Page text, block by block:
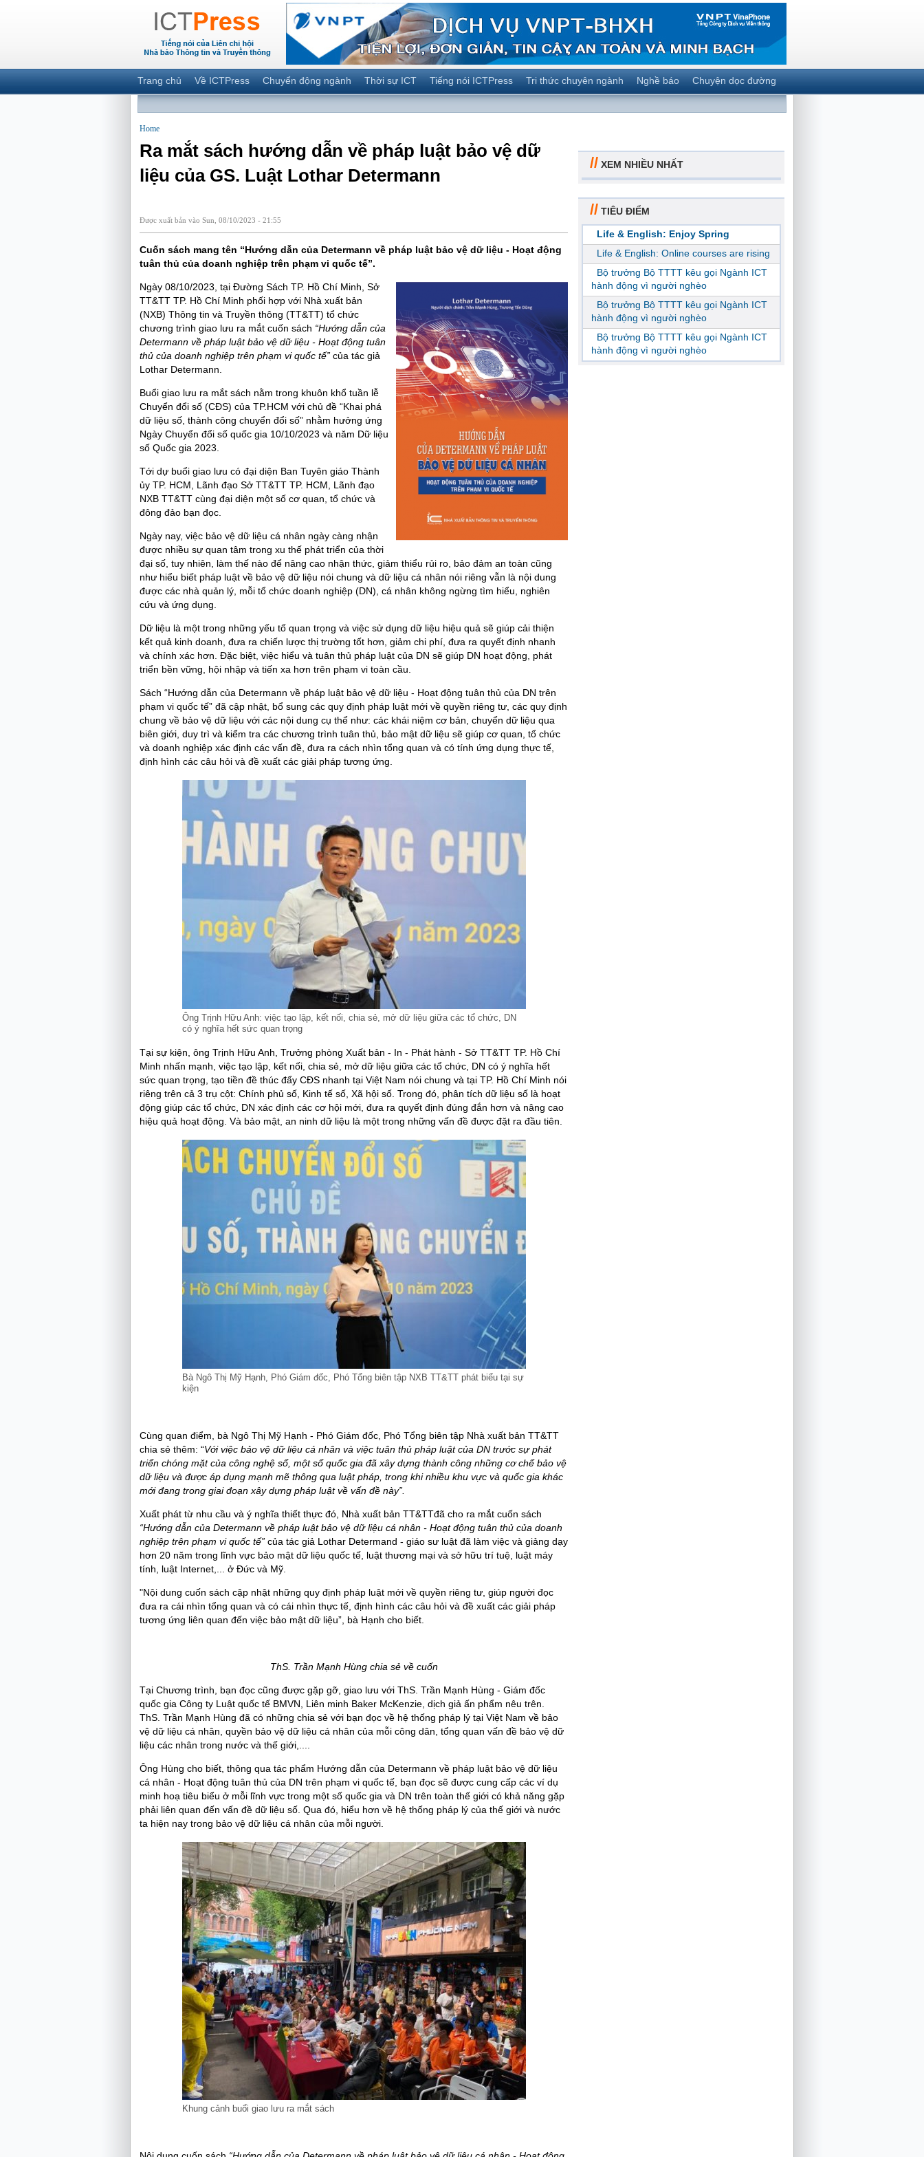
Trang chủ Về ICTPress Chuyển động ngành Thời sự ICT Tiếng nói ICTPress Tri thức chuyên ngành Nghề báo Chuyện dọc đường
Home
Ra mắt sách hướng dẫn về pháp luật bảo vệ dữ
liệu của GS. Luật Lothar Determann
Được xuất bản vào Sun, 08/10/2023 - 21:55
Cuốn sách mang tên “Hướng dẫn của Determann về pháp luật bảo vệ dữ liệu - Hoạt động
tuân thủ của doanh nghiệp trên phạm vi quốc tế”.
Ngày 08/10/2023, tại Đường Sách TP. Hồ Chí Minh, Sở
TT&TT TP. Hồ Chí Minh phối hợp với Nhà xuất bản
(NXB) Thông tin và Truyền thông (TT&TT) tổ chức
chương trình giao lưu ra mắt cuốn sách “Hướng dẫn của
Determann về pháp luật bảo vệ dữ liệu - Hoạt động tuân
thủ của doanh nghiệp trên phạm vi quốc tế” của tác giả
Lothar Determann.
Buổi giao lưu ra mắt sách nằm trong khuôn khổ tuần lễ
Chuyển đổi số (CĐS) của TP.HCM với chủ đề “Khai phá
dữ liệu số, thành công chuyển đổi số” nhằm hưởng ứng
Ngày Chuyển đổi số quốc gia 10/10/2023 và năm Dữ liệu
số Quốc gia 2023.
Tới dự buổi giao lưu có đại diện Ban Tuyên giáo Thành
ủy TP. HCM, Lãnh đạo Sở TT&TT TP. HCM, Lãnh đạo
NXB TT&TT cùng đại diện một số cơ quan, tổ chức và
đông đảo bạn đọc.
Ngày nay, việc bảo vệ dữ liệu cá nhân ngày càng nhận
được nhiều sự quan tâm trong xu thế phát triển của thời
đại số, tuy nhiên, làm thế nào để nâng cao nhận thức, giảm thiểu rủi ro, bảo đảm an toàn cũng
như hiểu biết pháp luật về bảo vệ dữ liệu nói chung và dữ liệu cá nhân nói riêng vẫn là nội dung
được các nhà quản lý, mỗi tổ chức doanh nghiệp (DN), cá nhân không ngừng tìm hiểu, nghiên
cứu và ứng dụng.
Dữ liệu là một trong những yếu tố quan trọng và việc sử dụng dữ liệu hiệu quả sẽ giúp cải thiện
kết quả kinh doanh, đưa ra chiến lược thị trường tốt hơn, giảm chi phí, đưa ra quyết định nhanh
và chính xác hơn. Đặc biệt, việc hiểu và tuân thủ pháp luật của DN sẽ giúp DN hoạt động, phát
triển bền vững, hội nhập và tiến xa hơn trên phạm vi toàn cầu.
Sách “Hướng dẫn của Determann về pháp luật bảo vệ dữ liệu - Hoạt động tuân thủ của DN trên
phạm vi quốc tế” đã cập nhật, bổ sung các quy định pháp luật mới về quyền riêng tư, các quy định
chung về bảo vệ dữ liệu với các nội dung cụ thể như: các khái niệm cơ bản, chuyển dữ liệu qua
biên giới, duy trì và kiểm tra các chương trình tuân thủ, bảo mật dữ liệu sẽ giúp cơ quan, tổ chức
và doanh nghiệp xác định các vấn đề, đưa ra cách nhìn tổng quan và có tính ứng dụng thực tế,
định hình các câu hỏi và đề xuất các giải pháp tương ứng.
Ông Trịnh Hữu Anh: việc tạo lập, kết nối, chia sẻ, mở dữ liệu giữa các tổ chức, DN
có ý nghĩa hết sức quan trọng
Tại sự kiện, ông Trịnh Hữu Anh, Trưởng phòng Xuất bản - In - Phát hành - Sở TT&TT TP. Hồ Chí
Minh nhấn mạnh, việc tạo lập, kết nối, chia sẻ, mở dữ liệu giữa các tổ chức, DN có ý nghĩa hết
sức quan trọng, tạo tiền đề thúc đẩy CĐS nhanh tại Việt Nam nói chung và tại TP. Hồ Chí Minh nói
riêng trên cả 3 trụ cột: Chính phủ số, Kinh tế số, Xã hội số. Trong đó, phân tích dữ liệu số là hoạt
động giúp các tổ chức, DN xác định các cơ hội mới, đưa ra quyết định đúng đắn hơn và nâng cao
hiệu quả hoạt động. Và bảo mật, an ninh dữ liệu là một trong những vấn đề được đặt ra đầu tiên.
Bà Ngô Thị Mỹ Hạnh, Phó Giám đốc, Phó Tổng biên tập NXB TT&TT phát biểu tại sự
kiện
Cùng quan điểm, bà Ngô Thị Mỹ Hạnh - Phó Giám đốc, Phó Tổng biên tập Nhà xuất bản TT&TT
chia sẻ thêm: “Với việc bảo vệ dữ liệu cá nhân và việc tuân thủ pháp luật của DN trước sự phát
triển chóng mặt của công nghệ số, một số quốc gia đã xây dựng thành công những cơ chế bảo vệ
dữ liệu và được áp dụng mạnh mẽ thông qua luật pháp, trong khi nhiều khu vực và quốc gia khác
mới đang trong giai đoạn xây dựng pháp luật về vấn đề này”.
Xuất phát từ nhu cầu và ý nghĩa thiết thực đó, Nhà xuất bản TT&TTđã cho ra mắt cuốn sách
“Hướng dẫn của Determann về pháp luật bảo vệ dữ liệu cá nhân - Hoạt động tuân thủ của doanh
nghiệp trên phạm vi quốc tế” của tác giả Lothar Determand - giáo sư luật đã làm việc và giảng dạy
hơn 20 năm trong lĩnh vực bảo mật dữ liệu quốc tế, luật thương mại và sở hữu trí tuệ, luật máy
tính, luật Internet,... ở Đức và Mỹ.
"Nội dung cuốn sách cập nhật những quy định pháp luật mới về quyền riêng tư, giúp người đọc
đưa ra cái nhìn tổng quan và có cái nhìn thực tế, định hình các câu hỏi và đề xuất các giải pháp
tương ứng liên quan đến việc bảo mật dữ liệu”, bà Hạnh cho biết.
ThS. Trần Mạnh Hùng chia sẻ về cuốn
Tại Chương trình, bạn đọc cũng được gặp gỡ, giao lưu với ThS. Trần Mạnh Hùng - Giám đốc
quốc gia Công ty Luật quốc tế BMVN, Liên minh Baker McKenzie, dịch giả ấn phẩm nêu trên.
ThS. Trần Mạnh Hùng đã có những chia sẻ với bạn đọc về hệ thống pháp lý tại Việt Nam về bảo
vệ dữ liệu cá nhân, quyền bảo vệ dữ liệu cá nhân của mỗi công dân, tổng quan vấn đề bảo vệ dữ
liệu các nhân trong nước và thế giới,....
Ông Hùng cho biết, thông qua tác phẩm Hướng dẫn của Determann về pháp luật bảo vệ dữ liệu
cá nhân - Hoạt động tuân thủ của DN trên phạm vi quốc tế, bạn đọc sẽ được cung cấp các ví dụ
minh hoạ tiêu biểu ở mỗi lĩnh vực trong một số quốc gia và DN trên toàn thế giới có khả năng gặp
phải liên quan đến vấn đề dữ liệu số. Qua đó, hiểu hơn về hệ thống pháp lý của thế giới và nước
ta hiện nay trong bảo vệ dữ liệu cá nhân của mỗi người.
Khung cảnh buổi giao lưu ra mắt sách
// XEM NHIỀU NHẤT
// TIÊU ĐIỂM
Life & English: Enjoy Spring
Life & English: Online courses are rising
Bộ trưởng Bộ TTTT kêu gọi Ngành ICT
hành động vì người nghèo
Bộ trưởng Bộ TTTT kêu gọi Ngành ICT
hành động vì người nghèo
Bộ trưởng Bộ TTTT kêu gọi Ngành ICT
hành động vì người nghèo